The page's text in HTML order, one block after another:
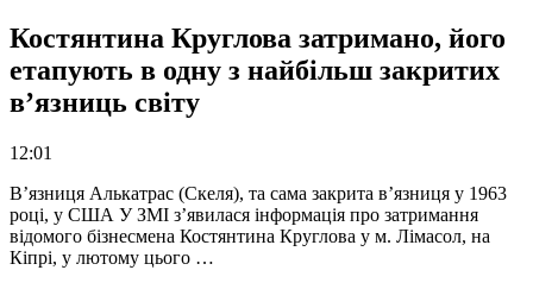
Костянтина Круглова затримано, його
етапують в одну з найбільш закритих
в’язниць світу
12:01
В’язниця Алькатрас (Скеля), та сама закрита в’язниця у 1963
році, у США У ЗМІ з’явилася інформація про затримання
відомого бізнесмена Костянтина Круглова у м. Лімасол, на
Кіпрі, у лютому цього …